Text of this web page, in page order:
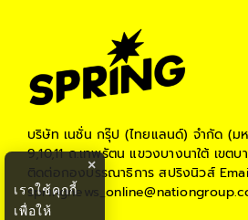
บริษัท เนชั่น กรุ๊ป (ไทยแลนด์) จำกัด (ม
9,10,11 ถ.เทพรัตน แขวงบางนาใต้ เขต
ติดต่อกองบรรณาธิการ สปริงนิวส์
×
เราใช้คุกกี้
เพื่อให้